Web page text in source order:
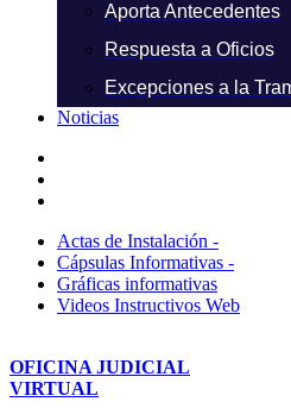
Aporta Antecedentes
Respuesta a Oficios
Excepciones a la
Noticias
Actas de Instalación -
Cápsulas Informativas -
Gráficas informativas
Videos Instructivos Web
OFICINA JUDICIAL
VIRTUAL